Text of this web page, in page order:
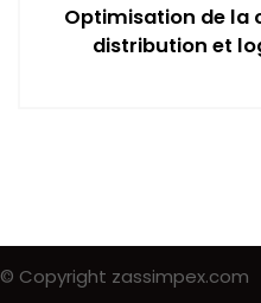
o
Optimisation de la
distribution et
© Copyright zassimpex.com